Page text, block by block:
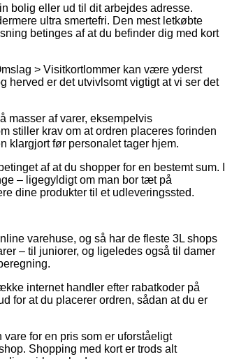
bolig eller ud til dit arbejdes adresse.
ultra smertefri. Den mest letkøbte
betinges af at du befinder dig med kort
> Visitkortlommer kan være yderst
herved er det utvivlsomt vigtigt at vi ser det
masser af varer, eksempelvis
stiller krav om at ordren placeres forinden
klargjort før personalet tager hjem.
af at du shopper for en bestemt sum. I
– ligegyldigt om man bor tæt på
dine produkter til et udleveringssted.
varehuse, og så har de fleste 3L shops
– til juniorer, og ligeledes også til damer
internet handler efter rabatkoder på
for at du placerer ordren, sådan at du er
for en pris som er uforståeligt
Shopping med kort er trods alt